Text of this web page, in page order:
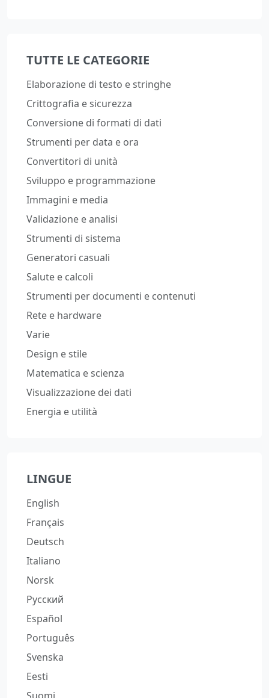
TUTTE LE CATEGORIE
Elaborazione di testo e stringhe
Crittografia e sicurezza
Conversione di formati di dati
Strumenti per data e ora
Convertitori di unità
Sviluppo e programmazione
Immagini e media
Validazione e analisi
Strumenti di sistema
Generatori casuali
Salute e calcoli
Strumenti per documenti e contenuti
Rete e hardware
Varie
Design e stile
Matematica e scienza
Visualizzazione dei dati
Energia e utilità
LINGUE
English
Français
Deutsch
Italiano
Norsk
Русский
Español
Português
Svenska
Eesti